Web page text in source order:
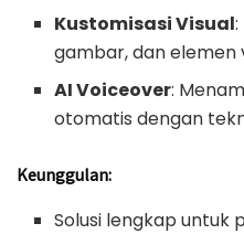
Kustomisasi Visual
gambar, dan elemen
AI Voiceover:
otomatis dengan
Keunggulan:
Solusi lengkap untuk